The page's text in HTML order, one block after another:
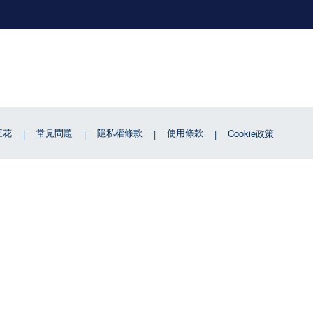
花 常見問題 隱私權條款 使用條款 Cookie政策